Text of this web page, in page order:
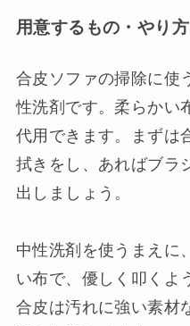
用意するもの・やり方
合皮ソファの掃除に使
性洗剤です。柔らかい
代用できます。まずは
拭きをし、あればブラ
出しましょう。
中性洗剤を使うまえに
い布で、優しく叩くよ
合皮は汚れに強い素材